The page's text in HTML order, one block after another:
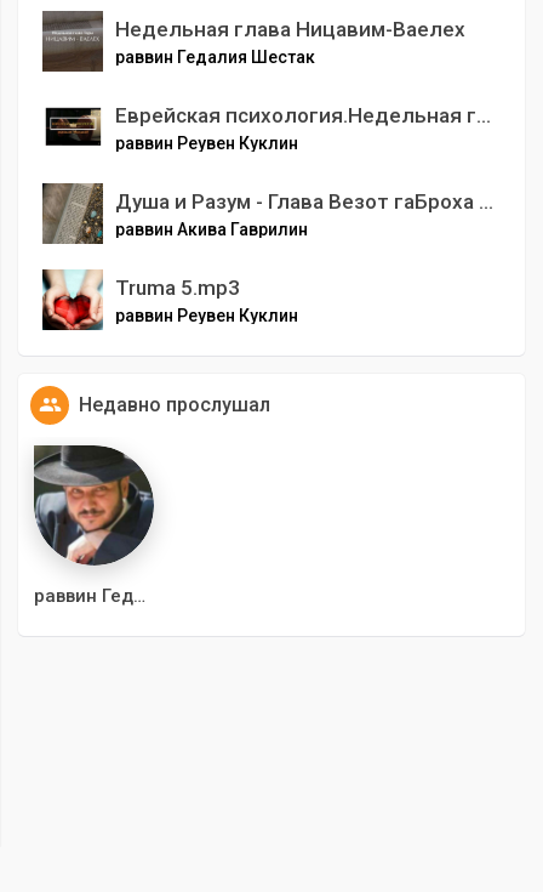
Недельная глава Ницавим-Ваелех
раввин Гедалия Шестак
Еврейская психология.Недельная глава Масей
раввин Реувен Куклин
Душа и Разум - Глава Везот гаБроха и Симхат Тора
раввин Акива Гаврилин
Truma 5.mp3
раввин Реувен Куклин
Недавно прослушал
раввин Гедалия Шестак